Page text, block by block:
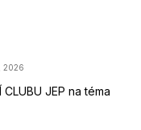
2026
CLUBU JEP na téma